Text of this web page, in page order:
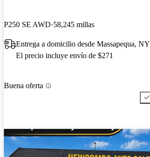
P250 SE AWD 58,245 millas
Entrega a domicilio desde Massapequa, NY
El precio incluye envío de $271
Buena oferta